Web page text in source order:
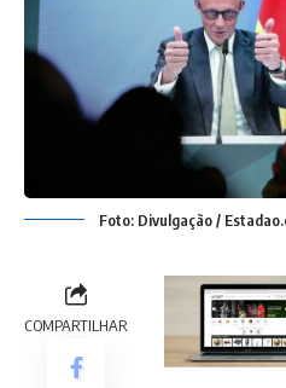
Foto: Divulgação /
COMPARTILHAR